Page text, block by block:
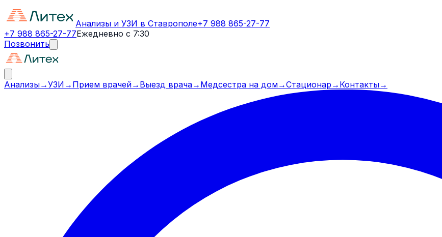
Анализы и УЗИ в Ставрополе+7 988 865-27-77
+7 988 865-27-77Ежедневно с 7:30
Позвонить
Анализы→УЗИ → Прием врачей→ Выезд врача→ Медсестра на дом→Стационар → Контакты→